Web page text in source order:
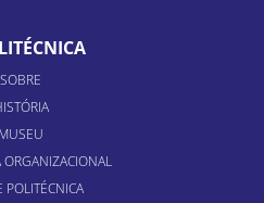
SOBRE
MUSEU
ORGANIZACIONAL
POLITÉCNICA